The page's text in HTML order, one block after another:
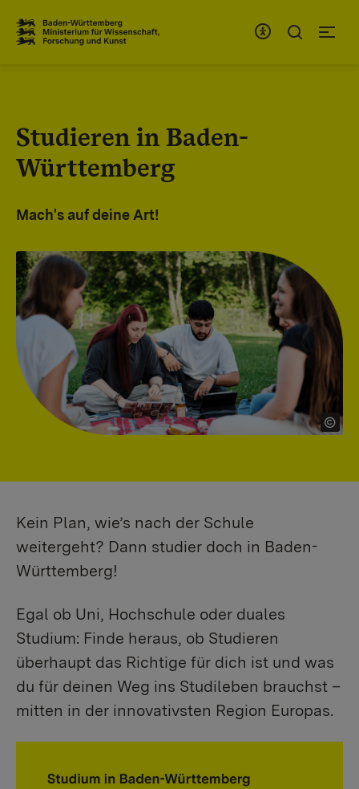
Studieren in Baden-
Württemberg
Mach's auf deine Art!
Kein Plan, wie’s nach der Schule
weitergeht? Dann studier doch in Baden-
Württemberg!
Egal ob Uni, Hochschule oder duales
Studium: Finde heraus, ob Studieren
überhaupt das Richtige für dich ist und was
du für deinen Weg ins Studileben brauchst –
mitten in der innovativsten Region Europas.